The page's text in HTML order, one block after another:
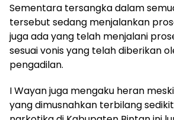
Sementara tersangka dalam
tersebut sedang menjalankan
juga ada yang telah menjalani
sesuai vonis yang telah diberikan
pengadilan.
I Wayan juga mengaku heran
yang dimusnahkan terbilang